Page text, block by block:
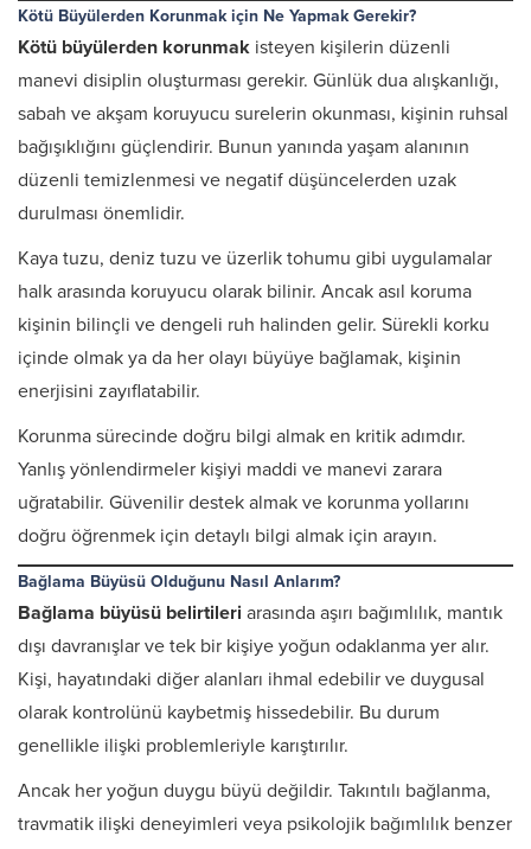
Kötü Büyülerden Korunmak için Ne Yapmak Gerekir?
Kötü büyülerden korunmak isteyen kişilerin düzenli
manevi disiplin oluşturması gerekir. Günlük dua alışkanlığı,
sabah ve akşam koruyucu surelerin okunması, kişinin ruhsal
bağışıklığını güçlendirir. Bunun yanında yaşam alanının
düzenli temizlenmesi ve negatif düşüncelerden uzak
durulması önemlidir.
Kaya tuzu, deniz tuzu ve üzerlik tohumu gibi uygulamalar
halk arasında koruyucu olarak bilinir. Ancak asıl koruma
kişinin bilinçli ve dengeli ruh halinden gelir. Sürekli korku
içinde olmak ya da her olayı büyüye bağlamak, kişinin
enerjisini zayıflatabilir.
Korunma sürecinde doğru bilgi almak en kritik adımdır.
Yanlış yönlendirmeler kişiyi maddi ve manevi zarara
uğratabilir. Güvenilir destek almak ve korunma yollarını
doğru öğrenmek için detaylı bilgi almak için arayın.
Bağlama Büyüsü Olduğunu Nasıl Anlarım?
Bağlama büyüsü belirtileri arasında aşırı bağımlılık, mantık
dışı davranışlar ve tek bir kişiye yoğun odaklanma yer alır.
Kişi, hayatındaki diğer alanları ihmal edebilir ve duygusal
olarak kontrolünü kaybetmiş hissedebilir. Bu durum
genellikle ilişki problemleriyle karıştırılır.
Ancak her yoğun duygu büyü değildir. Takıntılı bağlanma,
travmatik ilişki deneyimleri veya psikolojik bağımlılık benzer